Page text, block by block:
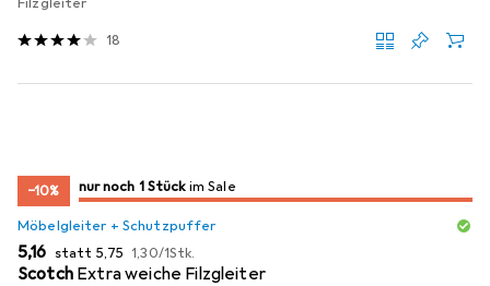
18
−10% noch 1 Stückim Sale
nur noch 1 Stück im Sale
Möbelgleiter + Schutzpuffer
EUR
5,16 statt EUR
5,75 EUR
1,30/1Stk.
Scotch Extra weiche Filzgleiter